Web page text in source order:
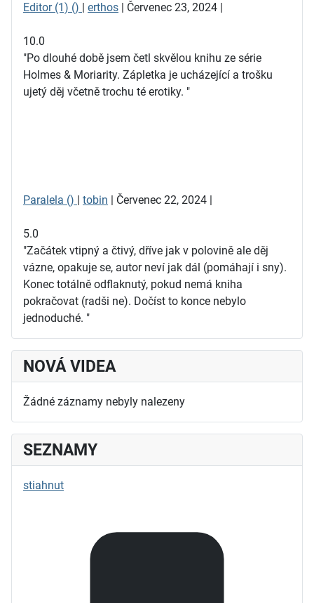
Editor (1) ()
erthos | Červenec 23, 2024 |
10.0
"Po dlouhé době jsem četl skvělou knihu ze série
Holmes & Moriarity. Zápletka je ucházející a trošku
ujetý děj včetně trochu té erotiky. "
Paralela () tobin | Červenec 22, 2024 |
5.0
"Začátek vtipný a čtivý, dříve jak v polovině ale děj
vázne, opakuje se, autor neví jak dál (pomáhají i sny).
Konec totálně odflaknutý, pokud nemá kniha
pokračovat (radši ne). Dočíst to konce nebylo
jednoduché. "
NOVÁ VIDEA
Žádné záznamy nebyly nalezeny
SEZNAMY
stiahnut